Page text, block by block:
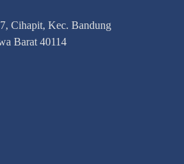
Cihapit, Kec. Bandung
Barat 40114